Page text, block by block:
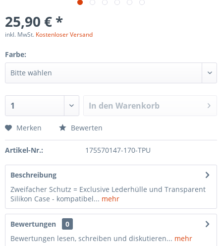
25,90 € *
inkl. MwSt. Kostenloser Versand
Farbe:
In den Warenkorb
Merken Bewerten
Artikel-Nr.: 175570147-170-TPU
Beschreibung
Zweifacher Schutz = Exclusive Lederhülle und Transparent
Silikon Case - kompatibel... mehr
Bewertungen
0
Bewertungen lesen, schreiben und diskutieren... mehr